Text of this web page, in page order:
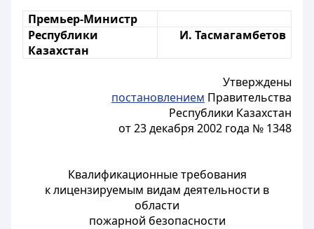
Премьер-Министр
Республики
Казахстан
И. Тасмагамбетов
Утверждены
постановлением Правительства
Республики Казахстан
от 23 декабря 2002 года № 1348
Квалификационные требования
к лицензируемым видам деятельности в
области
пожарной безопасности